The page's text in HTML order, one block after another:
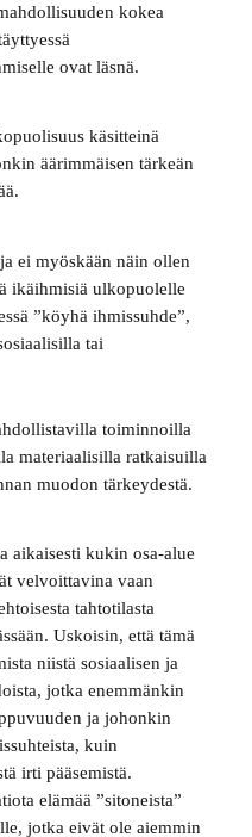
kokea
ovat läsnä.
käsitteinä
äärimmäisen tärkeän
ei myöskään näin ollen
ikäihmisiä ulkopuolelle
”köyhä ihmissuhde”,
tai
toiminnoilla
materiaalisilla ratkaisuilla
muodon tärkeydestä.
aikaisesti kukin osa-alue
velvoittavina vaan
tahtotilasta
Uskoisin, että tämä
niistä sosiaalisen ja
jotka enemmänkin
ja johonkin
kuin
irti pääsemistä.
elämää ”sitoneista”
jotka eivät ole aiemmin